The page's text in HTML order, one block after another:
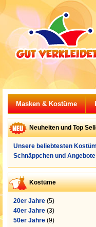
Masken & Kostüme
Neuheiten und Top
Unsere beliebtesten
Schnäppchen und Angebote
Kostüme
20er Jahre (5)
40er Jahre (3)
50er Jahre (9)